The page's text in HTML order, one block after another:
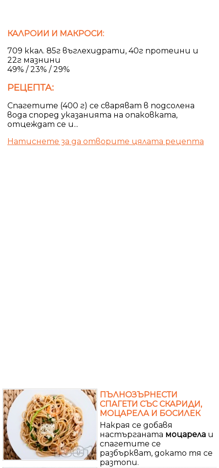
КАЛРОИИ И МАКРОСИ:
709 ккал. 85г въглехидрати, 40г протеини и
22г мазнини
49% / 23% / 29%
РЕЦЕПТА:
Спагетите (400 г) се сваряват в подсолена
вода според указанията на опаковката,
отцеждат се и...
Натиснете за да отворите цялата рецепта
ПЪЛНОЗЪРНЕСТИ
СПАГЕТИ СЪС СКАРИДИ,
МОЦАРЕЛА И БОСИЛЕК
Накрая се добавя
настърганата моцарела и
спагетите се
разбъркват, докато тя се
разтопи.